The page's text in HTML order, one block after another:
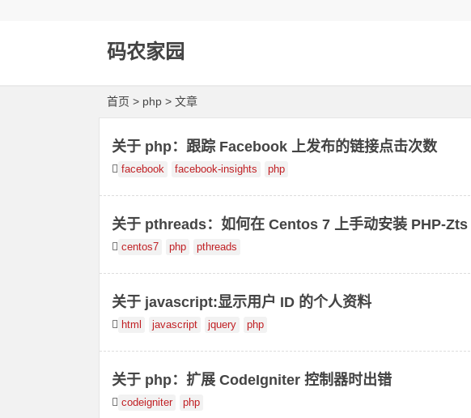
码农家园
首页 > php > 文章
关于 php：跟踪 Facebook 上发布的链接点击次数
facebook facebook-insights php
关于 pthreads：如何在 Centos 7 上手动安装 PHP-Zts
centos7 php pthreads
关于 javascript:显示用户 ID 的个人资料
html javascript jquery php
关于 php：扩展 CodeIgniter 控制器时出错
codeigniter php